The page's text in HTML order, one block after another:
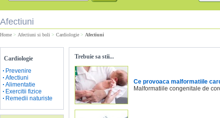
Afectiuni
Home > Afectiuni si boli > Cardiologie > Afectiuni
Cardiologie
Prevenire
Afectiuni
Alimentatie
Exercitii fizice
Remedii naturiste
Trebuie sa stii...
Ce provoaca malformatiile
Malformatiile congenitale de